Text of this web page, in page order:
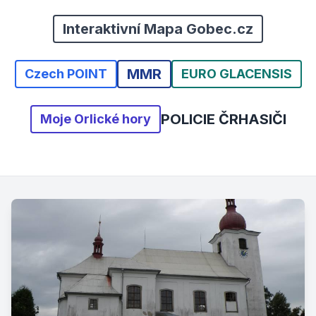
Interaktivní Mapa Gobec.cz
Czech POINT MMR EURO GLACENSIS
Moje Orlické hory POLICIE ČRHASIČI